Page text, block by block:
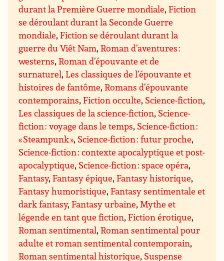
durant la Première Guerre mondiale,Fiction
se déroulant durant la Seconde Guerre
mondiale,Fiction se déroulant durant la
guerre du Viêt Nam,Roman d’aventures :
westerns,Roman d’épouvante et de
surnaturel,Les classiques de l’épouvante et
histoires de fantôme,Romans d’épouvante
contemporains,Fiction occulte, Science-fiction,
Les classiques de la science-fiction, Science-
fiction : voyage dans le temps, Science-fiction :
« Steampunk », Science-fiction : futur proche,
Science-fiction : contexte apocalyptique et post-
apocalyptique, Science-fiction : space opéra,
Fantasy,Fantasy épique,Fantasy historique,
Fantasy humoristique,Fantasy sentimentale et
dark fantasy,Fantasy urbaine,Mythe et
légende en tant que fiction,Fiction érotique,
Roman sentimental,Roman sentimental pour
adulte et roman sentimental contemporain,
Roman sentimental historique, Suspense